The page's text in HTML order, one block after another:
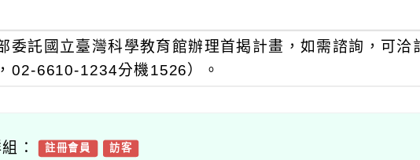
委託國立臺灣科學教育館辦理首揭計畫，如需諮詢，可洽
02-6610-1234分機1526）。
： 註冊會員 訪客